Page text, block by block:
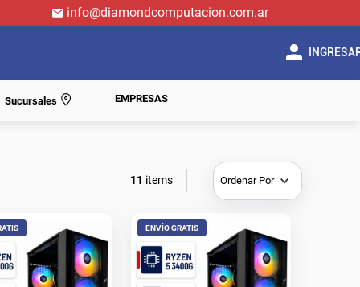
info@diamondcomputacion.com.ar
Sucursales EMPRESAS
11 Ordenar Por
ENVÍO GRATIS